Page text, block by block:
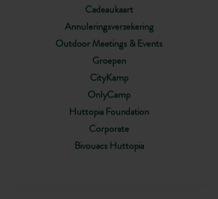
Cadeaukaart
Annuleringsverzekering
Outdoor Meetings & Events
Groepen
CityKamp
OnlyCamp
Huttopia Foundation
Corporate
Bivouacs Huttopia